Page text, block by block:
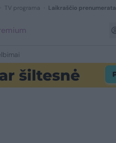
TV programa Laikraščio prenumerata